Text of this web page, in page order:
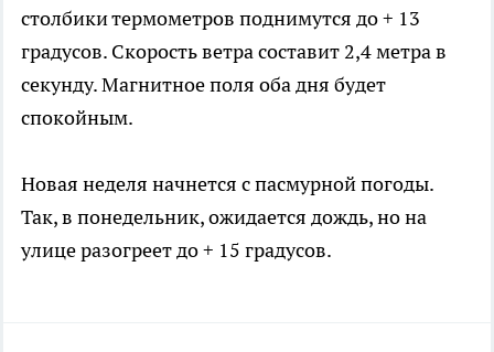
столбики термометров поднимутся до + 13
градусов. Скорость ветра составит 2,4 метра в
секунду. Магнитное поля оба дня будет
спокойным.
Новая неделя начнется с пасмурной погоды.
Так, в понедельник, ожидается дождь, но на
улице разогреет до + 15 градусов.